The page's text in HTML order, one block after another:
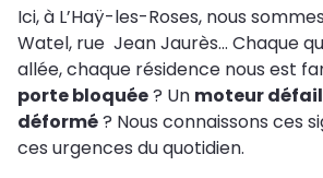
Ici, à L’Haÿ-les-Roses, nous
Watel, rue Jean Jaurès… Chaque
allée, chaque résidence nous est
porte bloquée? Un moteur
déformé? Nous connaissons ces
ces urgences du quotidien.